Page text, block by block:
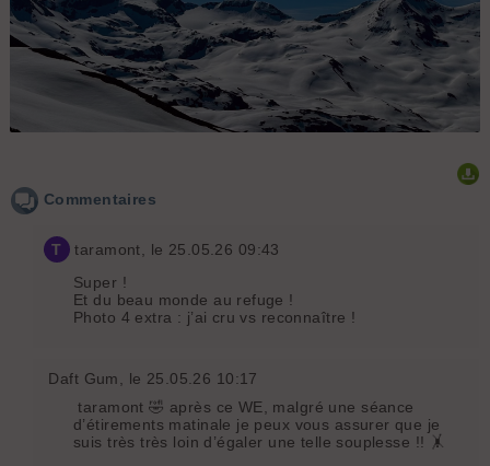
Commentaires
T taramont , le 25.05.26 09:43
Super !
Et du beau monde au refuge !
Photo 4 extra : j’ai cru vs reconnaître !
Daft Gum
, le 25.05.26 10:17
taramont 🤣 après ce WE, malgré une séance
d’étirements matinale je peux vous assurer que je
suis très très loin d’égaler une telle souplesse !! 🤸